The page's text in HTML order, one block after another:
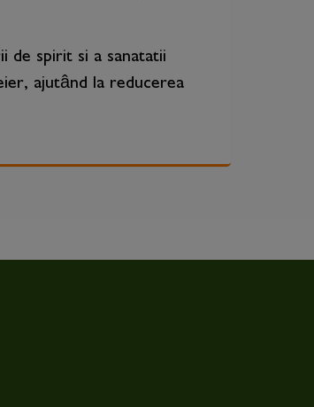
de spirit si a sanatatii
ajutând la reducerea